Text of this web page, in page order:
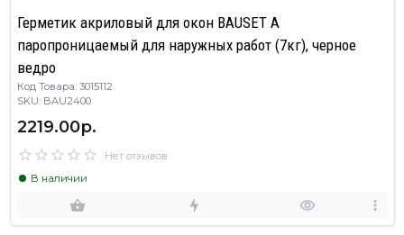
Герметик акриловый для окон BAUSET A
паропроницаемый для наружных работ (7кг), черное
ведро
Код Товара: 3015112
SKU: BAU2400
2219.00р.
Нет отзывов
В наличии